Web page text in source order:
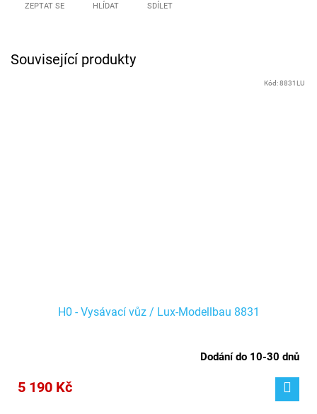
ZEPTAT SE HLÍDAT SDÍLET
Související produkty
H0 - Vysávací vůz / Lux-Modellbau 8831
Dodání do 10-30 dnů
5 190 Kč
Kód:8831LU